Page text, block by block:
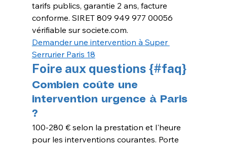
tarifs publics, garantie 2 ans, facture
conforme. SIRET 809 949 977 00056
vérifiable sur societe.com.
Demander une intervention à Super
Serrurier Paris 18
Foire aux questions {#faq}
Combien coûte une
intervention urgence à Paris
?
100-280 € selon la prestation et l'heure
pour les interventions courantes. Porte